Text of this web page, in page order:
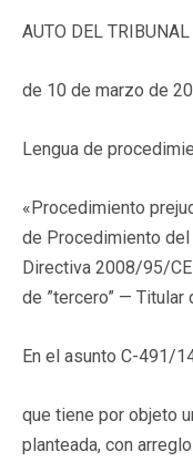
AUTO DEL
de 10 de marzo de
Lengua de
«Procedimiento
de Procedimiento
Directiva 2008/95/
de ”tercero” — Titular
En el asunto C-491/
que tiene por objeto
planteada, con